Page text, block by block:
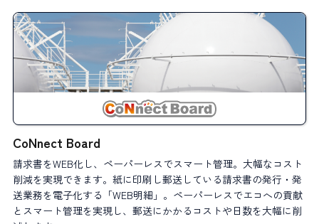
CoNnect Board
請求書をWEB化し、ペーパーレスでスマート管理。大幅なコスト
削減を実現できます。紙に印刷し郵送している請求書の発行・発
送業務を電子化する「WEB明細」。ペーパーレスでエコへの貢献
とスマート管理を実現し、郵送にかかるコストや日数を大幅に削